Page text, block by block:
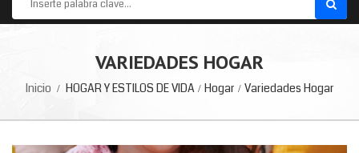
VARIEDADES HOGAR
Inicio HOGAR Y ESTILOS DE VIDA Hogar Variedades Hogar